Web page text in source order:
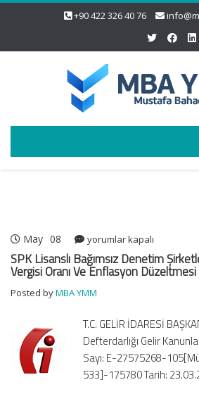
+90 422 326 40 76
May 08
SPK
Lisanslı
Bağımsız
Denetim
Şirketlerinde
Vergisi
Oranı
Ve
Enflasyon
yorumlar kapalı
SPK Lisanslı Bağımsız Denetim
Vergisi Oranı Ve Enflasyon Düzeltmesi
Posted byMBA YMM
T.C. GELİR İDARESİ
Defterdarlığı Gelir
Sayı: E-27575268-
533]-175780 Tarih: